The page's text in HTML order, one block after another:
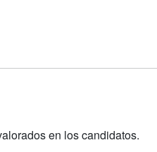
en los candidatos.